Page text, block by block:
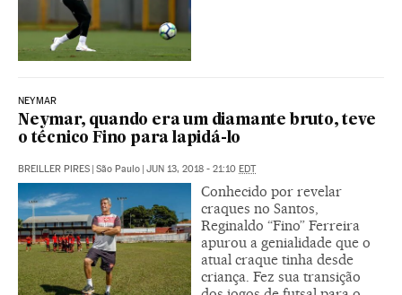
NEYMAR
Neymar, quando era um diamante bruto, teve
o técnico Fino para lapidá-lo
BREILLER PIRES | São Paulo | JUN 13, 2018 - 21:10 EDT
Conhecido por revelar
craques no Santos,
Reginaldo “Fino” Ferreira
apurou a genialidade que o
atual craque tinha desde
criança. Fez sua transição